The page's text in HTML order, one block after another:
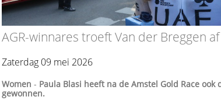
AGR-winnares troeft Van der Breggen
Zaterdag 09 mei 2026
Women - Paula Blasi heeft na de Amstel Gold Race ook
gewonnen.